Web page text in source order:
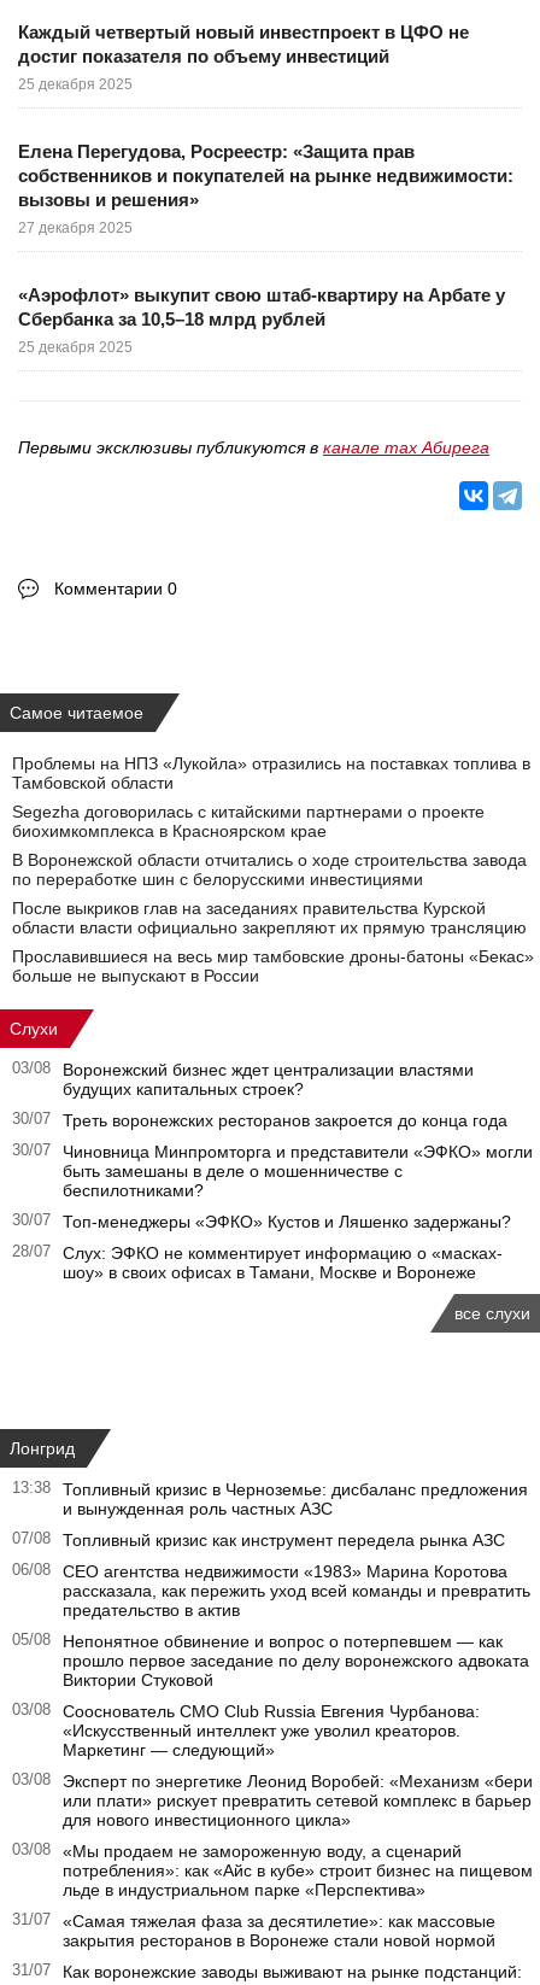
Каждый четвертый новый инвестпроект в ЦФО не
достиг показателя по объему инвестиций
25 декабря 2025
Елена Перегудова, Росреестр: «Защита прав
собственников и покупателей на рынке недвижимости:
вызовы и решения»
27 декабря 2025
«Аэрофлот» выкупит свою штаб-квартиру на Арбате у
Сбербанка за 10,5–18 млрд рублей
25 декабря 2025
Первыми эксклюзивы публикуются в канале max Абирега
Комментарии 0
Самое читаемое
Проблемы на НПЗ «Лукойла» отразились на поставках топлива в
Тамбовской области
Segezha договорилась с китайскими партнерами о проекте
биохимкомплекса в Красноярском крае
В Воронежской области отчитались о ходе строительства завода
по переработке шин с белорусскими инвестициями
После выкриков глав на заседаниях правительства Курской
области власти официально закрепляют их прямую трансляцию
Прославившиеся на весь мир тамбовские дроны-батоны «Бекас»
больше не выпускают в России
Слухи
03/08
Воронежский бизнес ждет централизации властями
будущих капитальных строек?
30/07 Треть воронежских ресторанов закроется до конца года
30/07
Чиновница Минпромторга и представители «ЭФКО» могли
быть замешаны в деле о мошенничестве с
беспилотниками?
30/07 Топ-менеджеры «ЭФКО» Кустов и Ляшенко задержаны?
28/07
Слух: ЭФКО не комментирует информацию о «масках-
шоу» в своих офисах в Тамани, Москве и Воронеже
все слухи
Лонгрид
13:38
Топливный кризис в Черноземье: дисбаланс предложения
и вынужденная роль частных АЗС
07/08 Топливный кризис как инструмент передела рынка АЗС
06/08
CEO агентства недвижимости «1983» Марина Коротова
рассказала, как пережить уход всей команды и превратить
предательство в актив
05/08
Непонятное обвинение и вопрос о потерпевшем — как
прошло первое заседание по делу воронежского адвоката
Виктории Стуковой
03/08
Сооснователь CMO Club Russia Евгения Чурбанова:
«Искусственный интеллект уже уволил креаторов.
Маркетинг — следующий»
03/08
Эксперт по энергетике Леонид Воробей: «Механизм «бери
или плати» рискует превратить сетевой комплекс в барьер
для нового инвестиционного цикла»
03/08
«Мы продаем не замороженную воду, а сценарий
потребления»: как «Айс в кубе» строит бизнес на пищевом
льде в индустриальном парке «Перспектива»
31/07
«Самая тяжелая фаза за десятилетие»: как массовые
закрытия ресторанов в Воронеже стали новой нормой
31/07
Как воронежские заводы выживают на рынке подстанций: